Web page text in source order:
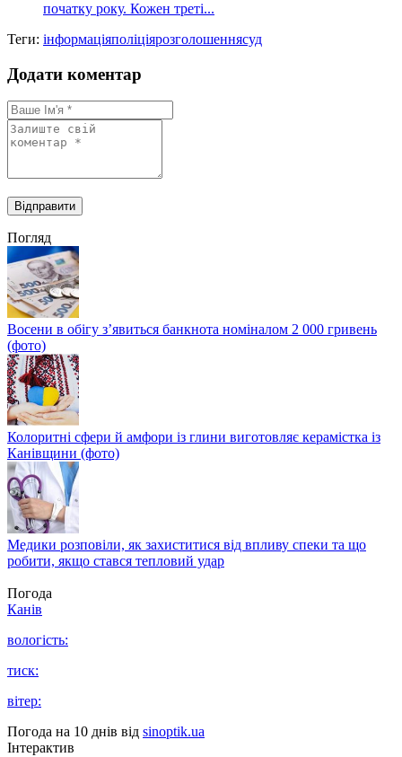
початку року. Кожен треті...
Теги: інформаціяполіціярозголошеннясуд
Додати коментар
Погляд
Восени в обігу з’явиться банкнота номіналом 2 000 гривень
(фото)
Колоритні сфери й амфори із глини виготовляє керамістка із
Канівщини (фото)
Медики розповіли, як захиститися від впливу спеки та що
робити, якщо стався тепловий удар
Погода
Канів
вологість:
тиск:
вітер:
Погода на 10 днів від sinoptik.ua
Інтерактив